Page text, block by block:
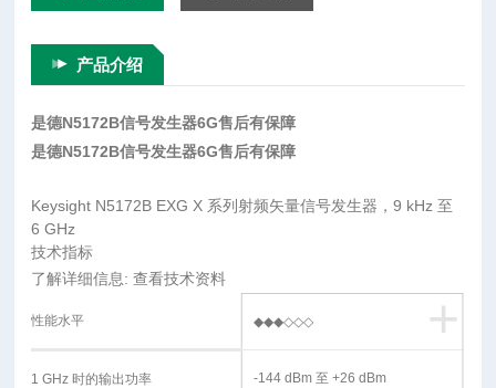
产品介绍
是德N5172B信号发生器6G售后有保障
是德N5172B信号发生器6G售后有保障
Keysight N5172B EXG X 系列射频矢量信号发生器，9 kHz 至
6 GHz
技术指标
了解详细信息: 查看技术资料
+
性能水平 ◆◆◆◇◇◇
1 GHz 时的输出功率 -144 dBm 至 +26 dBm